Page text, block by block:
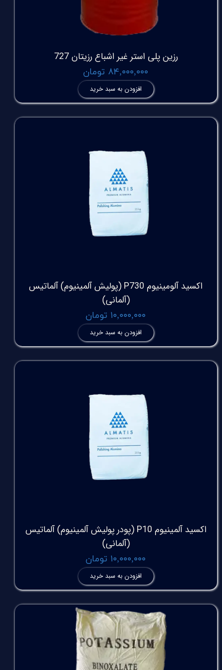
رزین پلی استر غیر اشباع رزیتان 727
۸۴,۰۰۰,۰۰۰ تومان
افزودن به سبد خرید
اکسید آلومینیوم P730 (پولیش آلمینیوم) آلماتیس
(آلمانی)
۱۰,۰۰۰,۰۰۰ تومان
افزودن به سبد خرید
اکسید آلمینیوم P10 (پودر پولیش آلمینیوم) آلماتیس
(آلمانی)
۱۰,۰۰۰,۰۰۰ تومان
افزودن به سبد خرید